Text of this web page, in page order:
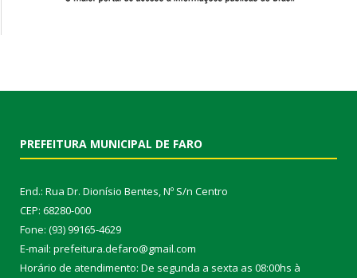
PREFEITURA MUNICIPAL DE FARO
End.: Rua Dr. Dionísio Bentes, Nº S/n Centro
CEP: 68280-000
Fone: (93) 99165-4629
E-mail: prefeitura.defaro@gmail.com
Horário de atendimento: De segunda a sexta as 08:00hs à